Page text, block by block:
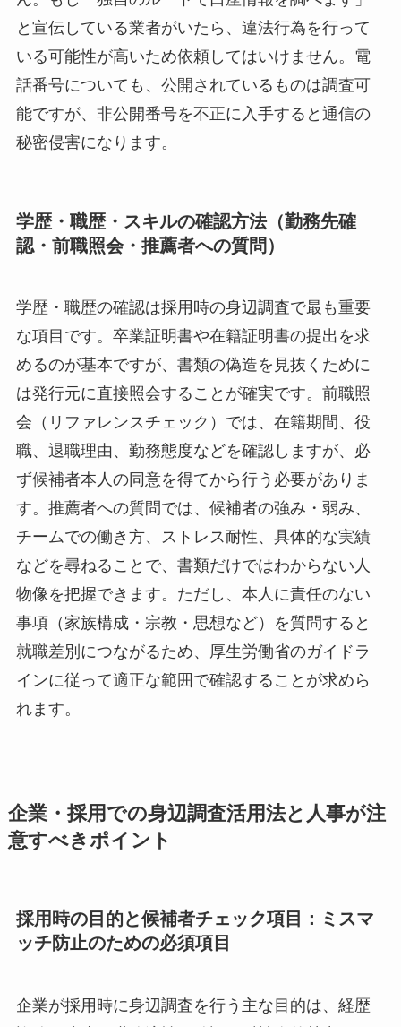
と宣伝している業者がいたら、違法行為を行って
いる可能性が高いため依頼してはいけません。電
話番号についても、公開されているものは調査可
能ですが、非公開番号を不正に入手すると通信の
秘密侵害になります。
学歴・職歴・スキルの確認方法（勤務先確
認・前職照会・推薦者への質問）
学歴・職歴の確認は採用時の身辺調査で最も重要
な項目です。卒業証明書や在籍証明書の提出を求
めるのが基本ですが、書類の偽造を見抜くために
は発行元に直接照会することが確実です。前職照
会（リファレンスチェック）では、在籍期間、役
職、退職理由、勤務態度などを確認しますが、必
ず候補者本人の同意を得てから行う必要がありま
す。推薦者への質問では、候補者の強み・弱み、
チームでの働き方、ストレス耐性、具体的な実績
などを尋ねることで、書類だけではわからない人
物像を把握できます。ただし、本人に責任のない
事項（家族構成・宗教・思想など）を質問すると
就職差別につながるため、厚生労働省のガイドラ
インに従って適正な範囲で確認することが求めら
れます。
企業・採用での身辺調査活用法と人事が注
意すべきポイント
採用時の目的と候補者チェック項目：ミスマ
ッチ防止のための必須項目
企業が採用時に身辺調査を行う主な目的は、経歴